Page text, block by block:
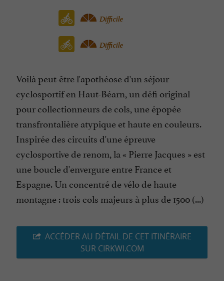
Difficile
Difficile
Voilà peut-être l'apothéose d'un séjour
cyclosportif en Haut-Béarn, un défi original
pour collectionneurs de cols, une épopée
transfrontalière atypique et haute en couleurs.
Inspirée des circuits d'une épreuve
cyclosportive de renom, la « Pierre Jacques » est
une boucle d'envergure entre France et
Espagne. Un concentré de vélo de haute
montagne : trois cols majeurs à plus de 1500 (...)
ACCÉDER AU DÉTAIL DE CET ITINÉRAIRE
SUR CIRKWI.COM